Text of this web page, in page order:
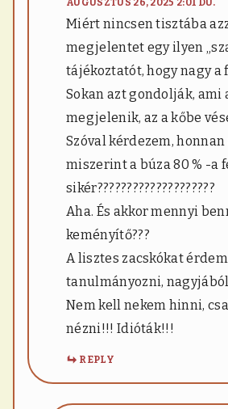
Miért nincsen tisztába
megjelentet egy ilyen
tájékoztatót, hogy nagy a
Sokan azt gondolják, ami
megjelenik, az a kőbe
Szóval kérdezem, honnan
miszerint a búza 80 % -a
sikér????????????????????
Aha. És akkor mennyi
keményítő???
A lisztes zacskókat
tanulmányozni, nagyjából
Nem kell nekem hinni,
nézni!!! Idióták!!!
REPLY